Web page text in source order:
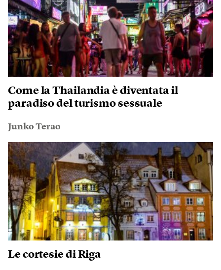
Come la Thailandia è diventata il
paradiso del turismo sessuale
Junko Terao
Le cortesie di Riga